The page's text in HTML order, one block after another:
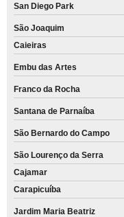
San Diego Park
São Joaquim
Caieiras
Embu das Artes
Franco da Rocha
Santana de Parnaíba
São Bernardo do Campo
São Lourenço da Serra
Cajamar
Carapicuíba
Jardim Maria Beatriz